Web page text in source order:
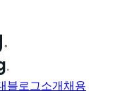
블로그소개 채용